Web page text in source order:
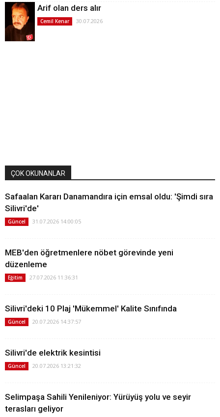
Arif olan ders alır
Cemil Kenar 30.07.2026
ÇOK OKUNANLAR
Safaalan Kararı Danamandıra için emsal oldu: 'Şimdi sıra
Silivri'de'
Güncel 31.07.2026 14:00:05
MEB'den öğretmenlere nöbet görevinde yeni
düzenleme
Eğitim 27.07.2026 11:36:31
Silivri'deki 10 Plaj 'Mükemmel' Kalite Sınıfında
Güncel 20.07.2026 14:37:57
Silivri'de elektrik kesintisi
Güncel 20.07.2026 13:21:32
Selimpaşa Sahili Yenileniyor: Yürüyüş yolu ve seyir
terasları geliyor